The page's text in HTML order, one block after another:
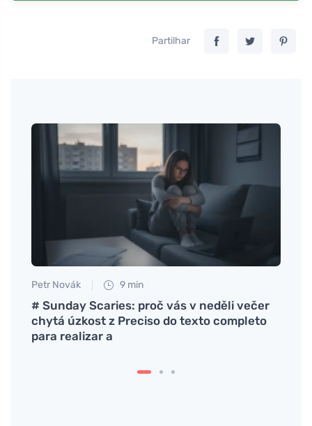
Partilhar
Petr Novák 9 min
# Sunday Scaries: proč vás v neděli večer
chytá úzkost z Preciso do texto completo
para realizar a